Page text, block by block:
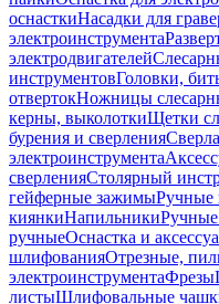
оснасткиНасадки для
электроинструмента
электродвигателей
инструментовГоловки,
отвертокНожницы
керны, выколоткиЩетки
бурения и сверления
электроинструмента
сверленияСтолярный
гейферные зажимыРучные
киянкиНапильникиРучные
ручныеОснастка и
шлифованияОтрезные,
электроинструментаФрезы
листыШлифовальные